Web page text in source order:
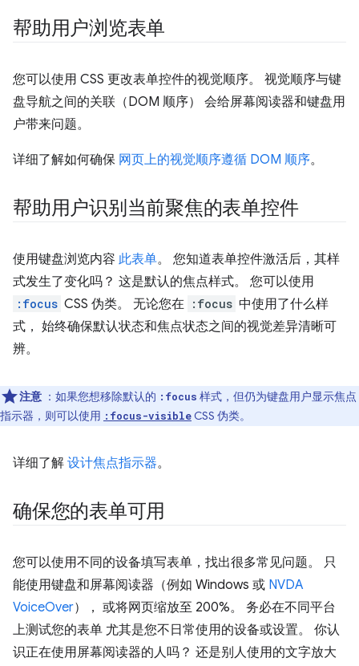
帮助用户浏览表单
您可以使用 CSS 更改表单控件的视觉顺序。 视觉顺序与键
盘导航之间的关联（DOM 顺序） 会给屏幕阅读器和键盘用
户带来问题。
详细了解如何确保 网页上的视觉顺序遵循 DOM 顺序。
帮助用户识别当前聚焦的表单控件
使用键盘浏览内容 此表单。 您知道表单控件激活后，其样
式发生了变化吗？ 这是默认的焦点样式。 您可以使用
:focus CSS 伪类。 无论您在 :focus 中使用了什么样
式， 始终确保默认状态和焦点状态之间的视觉差异清晰可
辨。
注意 ：如果您想移除默认的 :focus 样式，但仍为键盘用户显示焦点
指示器，则可以使用 :focus-visible CSS 伪类。
详细了解 设计焦点指示器。
确保您的表单可用
您可以使用不同的设备填写表单，找出很多常见问题。 只
能使用键盘和屏幕阅读器（例如 Windows 或 NVDA
VoiceOver）， 或将网页缩放至 200%。 务必在不同平台
上测试您的表单 尤其是您不日常使用的设备或设置。 你认
识正在使用屏幕阅读器的人吗？ 还是别人使用的文字放大